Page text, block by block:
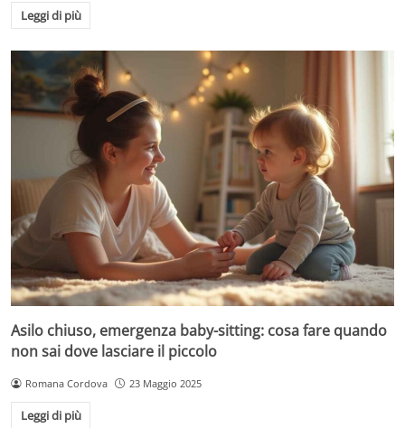
Leggi di più
Asilo chiuso, emergenza baby-sitting: cosa fare quando
non sai dove lasciare il piccolo
Romana Cordova 23 Maggio 2025
Leggi di più